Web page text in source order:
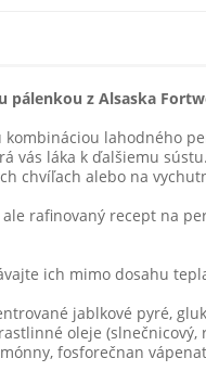
pálenkou z Alsaska
lahodného
vás láka k ďalšiemu
chvíľach alebo na
rafinovaný recept na
ich mimo dosahu
jablkové pyré,
oleje (slnečnicový,
fosforečnan